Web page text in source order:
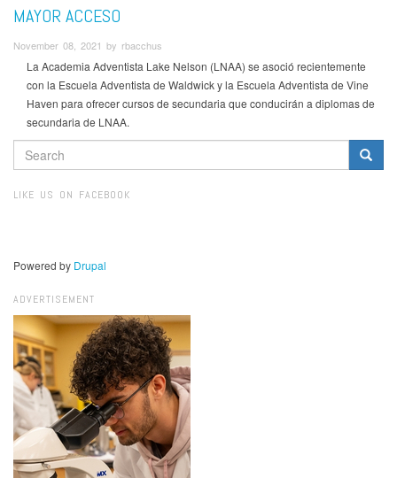
MAYOR ACCESO
November 08, 2021 by rbacchus
La Academia Adventista Lake Nelson (LNAA) se asoció recientemente
con la Escuela Adventista de Waldwick y la Escuela Adventista de Vine
Haven para ofrecer cursos de secundaria que conducirán a diplomas de
secundaria de LNAA.
SEARCH
FORM
LIKE US ON FACEBOOK
Powered by Drupal
ADVERTISEMENT